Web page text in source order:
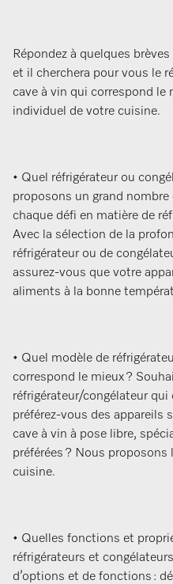
Répondez à quelques
et il cherchera pour vous le
cave à vin qui correspond le
individuel de votre cuisine.
• Quel réfrigérateur ou
proposons un grand nombre
chaque défi en matière de
Avec la sélection de la
réfrigérateur ou de
assurez-vous que votre
aliments à la bonne
• Quel modèle de
correspond le mieux ?
réfrigérateur/congélateur
préférez-vous des appareils
cave à vin à pose libre,
préférées ? Nous proposons
cuisine.
• Quelles fonctions et
réfrigérateurs et
d’options et de fonctions :